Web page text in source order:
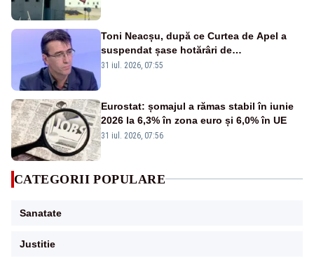
Toni Neacșu, după ce Curtea de Apel a
suspendat șase hotărâri de
guvern:”Executivul condus de Bolojan și-
31 iul. 2026, 07:55
Eurostat: șomajul a rămas stabil în iunie
2026 la 6,3% în zona euro și 6,0% în UE
31 iul. 2026, 07:56
CATEGORII POPULARE
Sanatate
Justitie